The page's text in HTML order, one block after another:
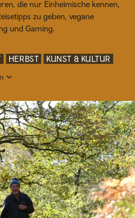
die nur Einheimische kennen,
zu geben, vegane
und Gaming.
HERBST KUNST & KULTUR